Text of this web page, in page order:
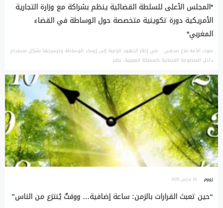
*المجلس الأعلى للسلطة القضائية ينظم بشراكة مع وزارة التجارية
الأمريكية دورة تكوينية متخصصة حول الوساطة في القضاء
المغربي*
صوت الأمة:بلاغ صحفي. في إطار الجهود الرامية إلى إرساء الوساطة وترسيخها بشكل مستدام
داخل المنظومة القضائية بالمملكة المغربية، نظم
زووم 16 مارس 2026
“حين تعبث القرارات بالزمن: ساعة إضافية… ووقتٌ يُنتزع من الناس”